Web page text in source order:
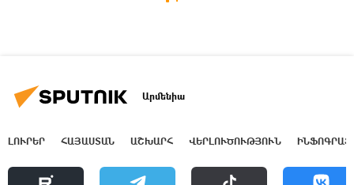
Արմենիա
ԼՈՒՐԵՐ ՀԱՅԱՍՏԱՆ ԱՇԽԱՐՀ ՎԵՐԼՈՒԾՈՒԹՅՈՒՆ